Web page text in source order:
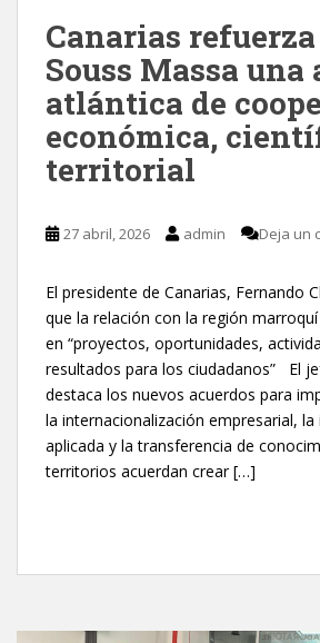
Canarias
Souss Massa una
atlántica de
económica,
territorial
27 abril, 2026 admin Deja un
El presidente de Canarias, Fernando
que la relación con la región
en “proyectos, oportunidades,
resultados para los ciudadanos” El
destaca los nuevos acuerdos para
la internacionalización empresarial, la
aplicada y la transferencia de
territorios acuerdan crear […]